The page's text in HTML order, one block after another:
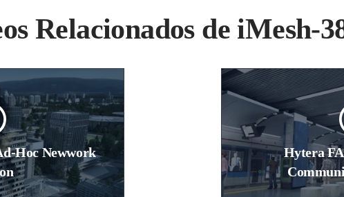
Relacionados de iMesh-
Hoc Newwork
Hytera